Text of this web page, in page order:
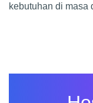
kebutuhan di masa